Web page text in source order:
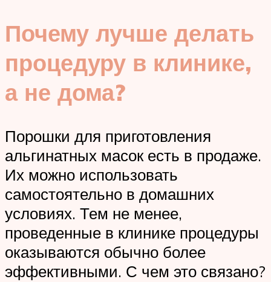
Почему лучше делать
процедуру в клинике,
а не дома?
Порошки для приготовления
альгинатных масок есть в продаже.
Их можно использовать
самостоятельно в домашних
условиях. Тем не менее,
проведенные в клинике процедуры
оказываются обычно более
эффективными. С чем это связано?